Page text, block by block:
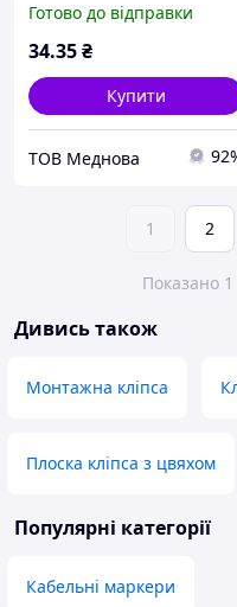
Готово до відправки
34.35₴
Купити
ТОВ Меднова
1 2
Показано 1
Дивись також
Монтажна кліпса
Плоска кліпса з цвяхом
Популярні категорії
Кабельні маркери